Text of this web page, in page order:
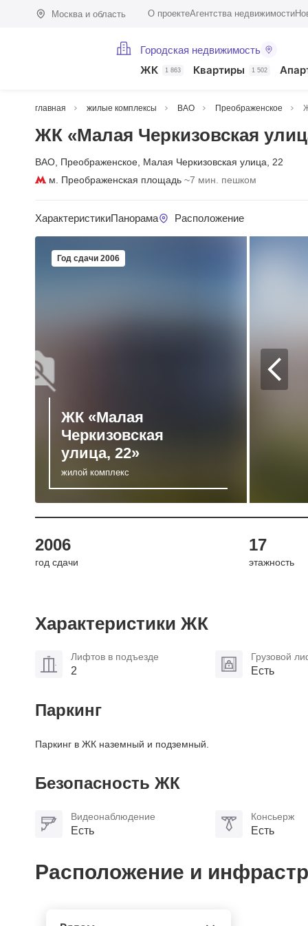
Москва и область О проектеАгентства недвижимости
Городская недвижимость
ЖК 1 863 Квартиры 1 502
главная жилые комплексы ВАО Преображенское
ЖК «Малая Черкизовская
ВАО Преображенское Малая Черкизовская улица
22
м. Преображенская площадь ~7 мин. пешком
ХарактеристикиПанорама Расположение
Год сдачи 2006
ЖК «Малая
Черкизовская
улица, 22»
жилой комплекс
2006
год сдачи
17
этажность
Характеристики ЖК
Лифтов в подъезде
2
Грузовой
Есть
Паркинг
Паркинг в ЖК наземный и подземный.
Безопасность ЖК
Видеонаблюдение
Есть
Консьерж
Есть
Расположение и